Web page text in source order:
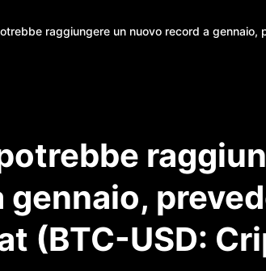
raggiungere un nuovo record a gennaio,
gennaio,
(BTC-USD: